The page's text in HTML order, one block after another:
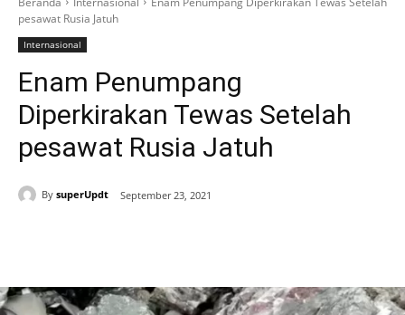
pesawat Rusia Jatuh
Internasional
Enam Penumpang
Diperkirakan Tewas Setelah
pesawat Rusia Jatuh
By superUpdt September 23, 2021